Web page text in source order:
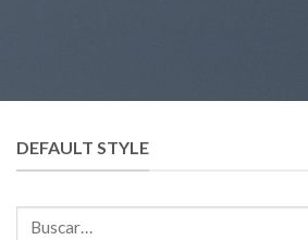
DEFAULT STYLE